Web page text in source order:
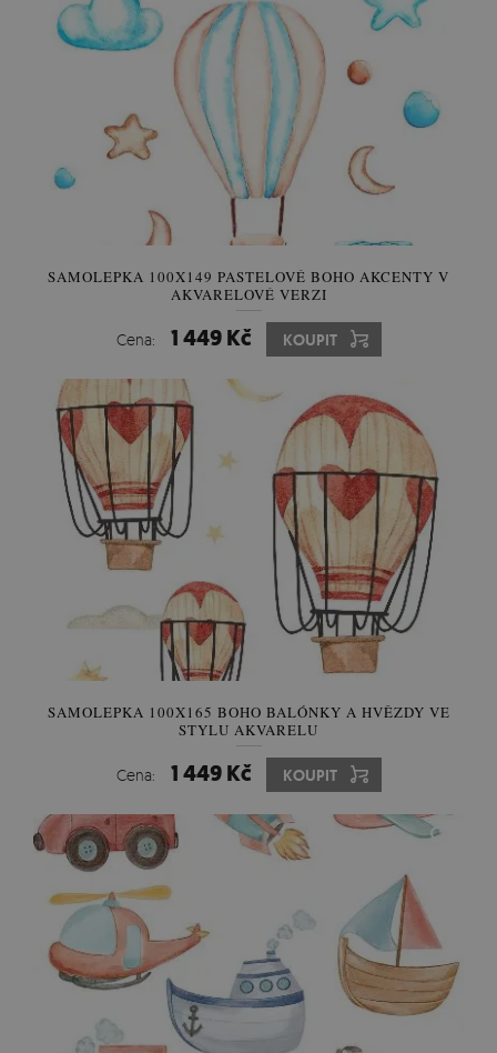
SAMOLEPKA 100X149 PASTELOVÉ BOHO AKCENTY V
AKVARELOVÉ VERZI
Cena: 1 449 Kč KOUPIT
SAMOLEPKA 100X165 BOHO BALÓNKY A HVĚZDY VE
STYLU AKVARELU
Cena: 1 449 Kč KOUPIT